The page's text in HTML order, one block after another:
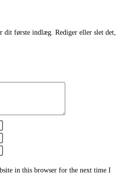
dit første indlæg. Rediger eller slet det,
in this browser for the next time I